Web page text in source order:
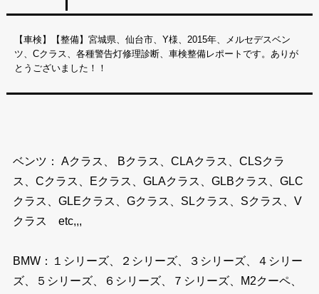
【車検】【整備】宮城県、仙台市、Y様、2015年、メルセデスベン
ツ、Cクラス、各種警告灯修理診断、車検整備レポートです。ありが
とうございました！！
ベンツ： Aクラス、 Bクラス、CLAクラス、CLSクラ
ス、Cクラス、Eクラス、GLAクラス、GLBクラス、GLC
クラス、GLEクラス、Gクラス、SLクラス、Sクラス、V
クラス etc,,,
BMW：１シリーズ、２シリーズ、３シリーズ、４シリー
ズ、５シリーズ、６シリーズ、７シリーズ、M2クーペ、